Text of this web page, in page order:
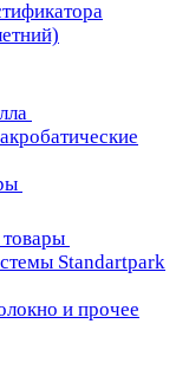
Standartpark
и прочее